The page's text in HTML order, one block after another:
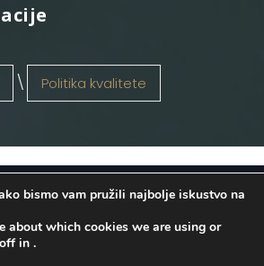
Politika kvalitete
d.o.o. 2026
. Configured
Osijek. Sva prava pridržana.
bismo vam pružili najbolje iskustvo na
about which cookies we are using or
in .